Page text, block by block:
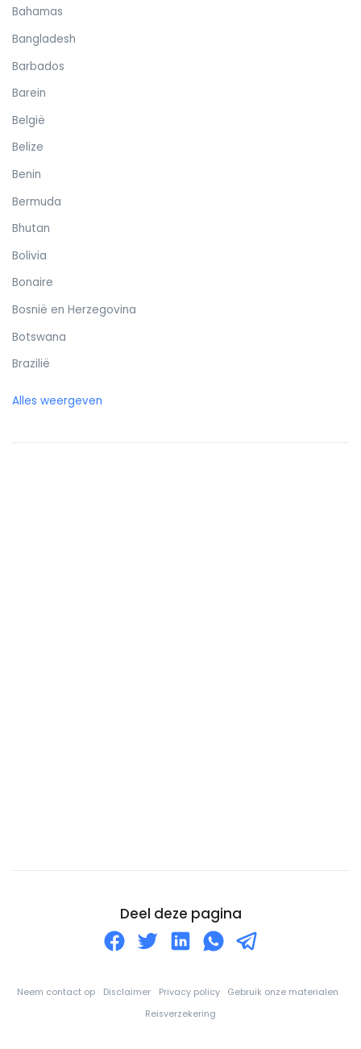
Bahamas
Bangladesh
Barbados
Barein
België
Belize
Benin
Bermuda
Bhutan
Bolivia
Bonaire
Bosnië en Herzegovina
Botswana
Brazilië
Bulgarije
Djibouti
Alles weergeven
Deel deze pagina
Neem contact op Disclaimer Privacy policy
Gebruik onze materialen
Reisverzekering